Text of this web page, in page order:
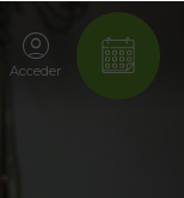
Acceder